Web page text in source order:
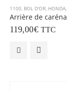
1100, BOL D'OR, HONDA,
119,00€ TTC